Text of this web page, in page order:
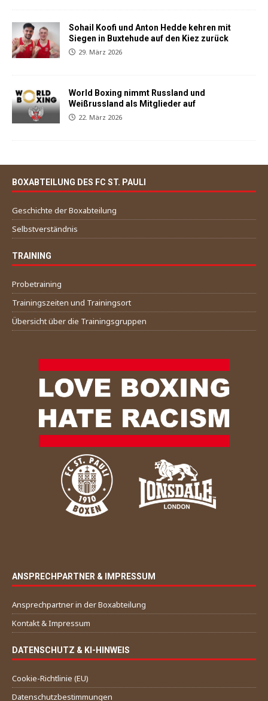
Sohail Koofi und Anton Hedde kehren mit
Siegen in Buxtehude auf den Kiez zurück
29. März 2026
World Boxing nimmt Russland und
Weißrussland als Mitglieder auf
22. März 2026
BOXABTEILUNG DES FC ST. PAULI
Geschichte der Boxabteilung
Selbstverständnis
TRAINING
Probetraining
Trainingszeiten und Trainingsort
Übersicht über die Trainingsgruppen
ANSPRECHPARTNER & IMPRESSUM
Ansprechpartner in der Boxabteilung
Kontakt & Impressum
DATENSCHUTZ & KI-HINWEIS
Cookie-Richtlinie (EU)
Datenschutzbestimmungen